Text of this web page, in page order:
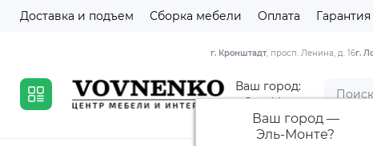
Доставка и подъем Сборка мебели Оплата Гарантия
Ваш город:
Эль-Монте
Ваш город —
Эль-Монте?
г. Кронштадт, просп. Ленина, д. 16г.